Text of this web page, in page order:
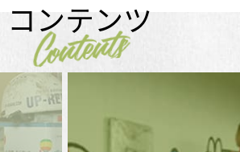
コンテンツ
Contents